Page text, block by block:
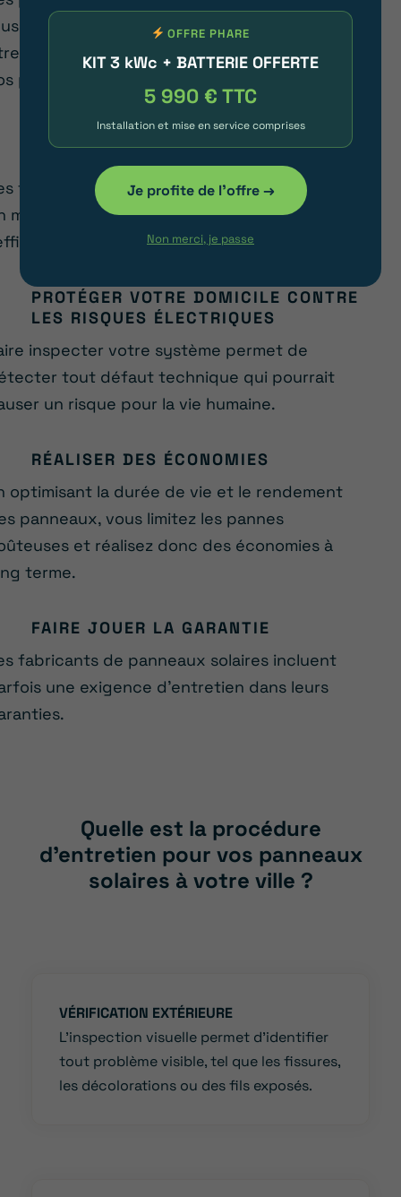
décennies, mais leur longévité peut
augmentée grâce à un entretien régulier de
panneaux photovoltaïques.
MAXIMISER LE RENDEMENT
feuilles, la poussière ou tout autre débris, sur
module photovoltaïque, peuvent réduire
énergétique de vos panneaux.
PROTÉGER VOTRE DOMICILE CONTRE
LES RISQUES ÉLECTRIQUES
inspecter votre système permet de
tout défaut technique qui pourrait
un risque pour la vie humaine.
RÉALISER DES ÉCONOMIES
optimisant la durée de vie et le rendement
panneaux, vous limitez les pannes
et réalisez donc des économies à
terme.
FAIRE JOUER LA GARANTIE
fabricants de panneaux solaires incluent
une exigence d’entretien dans leurs
Quelle est la procédure
d’entretien pour vos panneaux
solaires à votre ville ?
VÉRIFICATION EXTÉRIEURE
L’inspection visuelle permet d’identifier
tout problème visible, tel que les fissures,
les décolorations ou des fils exposés.
OFFRE PHARE
KIT 3 kWc + BATTERIE OFFERTE
5 990 € TTC
Installation et mise en service comprises
Je profite de l'offre →
Non merci, je passe